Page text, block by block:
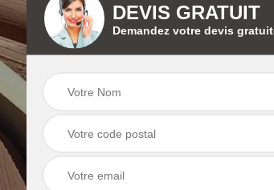
faîtière
faîtage ou faîtière
31
DEVIS GRATUIT
Demandez votre devis